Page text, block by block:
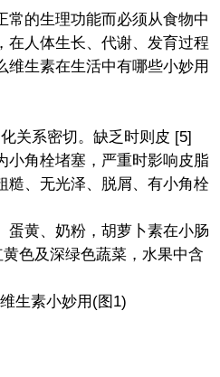
常的生理功能而必须从食物中
在人体生长、代谢、发育过程
维生素在生活中有哪些小妙用
关系密切。缺乏时则皮 [5]
小角栓堵塞，严重时影响皮脂
糙、无光泽、脱屑、有小角栓
蛋黄、奶粉，胡萝卜素在小肠
色及深绿色蔬菜，水果中含